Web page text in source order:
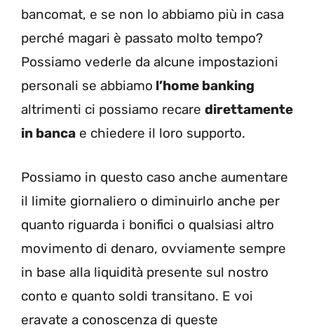
bancomat, e se non lo abbiamo più in casa
perché magari è passato molto tempo?
Possiamo vederle da alcune impostazioni
personali se abbiamo l’home banking
altrimenti ci possiamo recare direttamente
in banca e chiedere il loro supporto.
Possiamo in questo caso anche aumentare
il limite giornaliero o diminuirlo anche per
quanto riguarda i bonifici o qualsiasi altro
movimento di denaro, ovviamente sempre
in base alla liquidità presente sul nostro
conto e quanto soldi transitano. E voi
eravate a conoscenza di queste